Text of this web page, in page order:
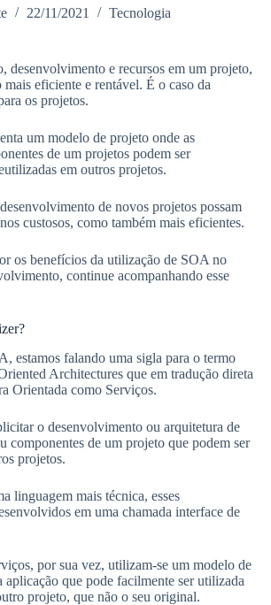
22/11/2021 Tecnologia
desenvolvimento e recursos em um projeto,
eficiente e rentável. É o caso da
os projetos.
um modelo de projeto onde as
de um projetos podem ser
em outros projetos.
de novos projetos possam
custosos, como também mais eficientes.
os benefícios da utilização de SOA no
continue acompanhando esse
estamos falando uma sigla para o termo
Architectures que em tradução direta
Orientada como Serviços.
o desenvolvimento ou arquitetura de
componentes de um projeto que podem ser
projetos.
linguagem mais técnica, esses
em uma chamada interface de
por sua vez, utilizam-se um modelo de
aplicação que pode facilmente ser utilizada
projeto, que não o seu original.